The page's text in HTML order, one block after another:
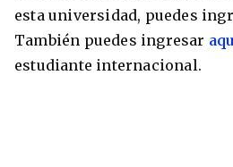
esta universidad, puedes
También puedes ingresar
estudiante internacional.